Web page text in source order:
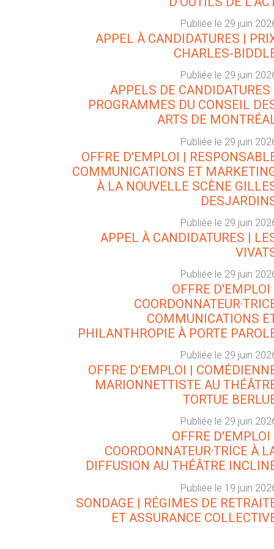
Publiée le 29 juin
APPEL À CANDIDATURES |
CHARLES-
Publiée le 29 juin
APPELS DE CANDIDATURES |
PROGRAMMES DU CONSEIL
ARTS DE
Publiée le 29 juin
OFFRE D'EMPLOI |
COMMUNICATIONS ET
À LA NOUVELLE SCÈNE
Publiée le 29 juin
APPEL À CANDIDATURES |
Publiée le 29 juin
OFFRE D'EMPLOI
COMMUNICATIONS
PHILANTHROPIE À PORTE
Publiée le 29 juin
OFFRE D'EMPLOI |
MARIONNETTISTE AU
TORTUE
Publiée le 29 juin
OFFRE D'EMPLOI |
COORDONNATEUR·TRICE À
DIFFUSION AU THÉÂTRE
Publiée le 19 juin
SONDAGE | RÉGIMES DE
ET ASSURANCE